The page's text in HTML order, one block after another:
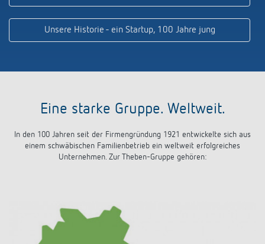
Unsere Historie - ein Startup, 100 Jahre jung
Eine starke Gruppe. Weltweit.
In den 100 Jahren seit der Firmengründung 1921 entwickelte sich aus
einem schwäbischen Familienbetrieb ein weltweit erfolgreiches
Unternehmen. Zur Theben-Gruppe gehören: